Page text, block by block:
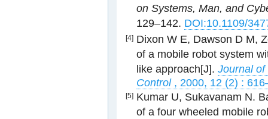
on Systems, Man, and
129–142. DOI:10.1109/
[4] Dixon W E, Dawson D M,
of a mobile robot system
like approach[J]. Journal of
Control, 2000, 12 (2) :
[5] Kumar U, Sukavanam N.
of a four wheeled mobile